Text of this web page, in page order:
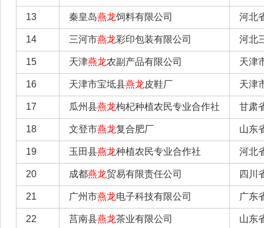
13 秦皇岛燕龙饲料有限公司 河北
14 三河市燕龙彩印包装有限公司 河北
15 天津燕龙农副产品有限公司 天津
16 天津市宝坻县燕龙皮鞋厂 天津
17 瓜州县燕龙枸杞种植农民专业合作社 甘肃
18 文登市燕龙复合肥厂 山东
19 玉田县燕龙种植农民专业合作社 河北
20 成都燕龙贸易有限责任公司 四川
21 广州市燕龙电子科技有限公司 广东
22 莒南县燕龙茶业有限公司 山东